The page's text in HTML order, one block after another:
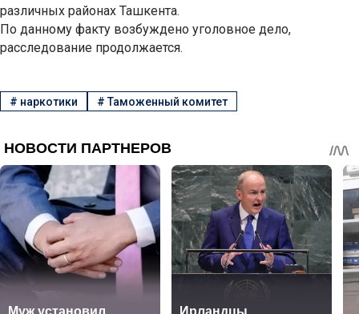
различных районах Ташкента.
По данному факту возбуждено уголовное дело,
расследование продолжается.
# наркотики #Таможенный комитет